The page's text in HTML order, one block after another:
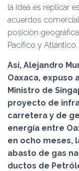
la idea es replicar
acuerdos
posición
Pacífico y Atlántico.
Así, Alejandro
Oaxaca, expuso
Ministro de
proyecto de
carretera y de
energía entre
en ocho meses,
abasto de gas
ductos de